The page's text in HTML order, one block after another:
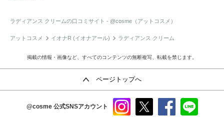
ラディアンス クリームの口コミサイト - @cosme（アットコスメ）
アットコスメ イオナR (イオナアール) ラディアンス クリーム
掲載の情報・画像など、すべてのコンテンツの無断複写、転載を禁じます。
ページトップへ
@cosme 公式SNSアカウント